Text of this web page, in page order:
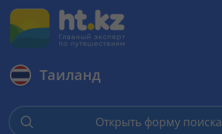
Таиланд
Открыть форму поиска